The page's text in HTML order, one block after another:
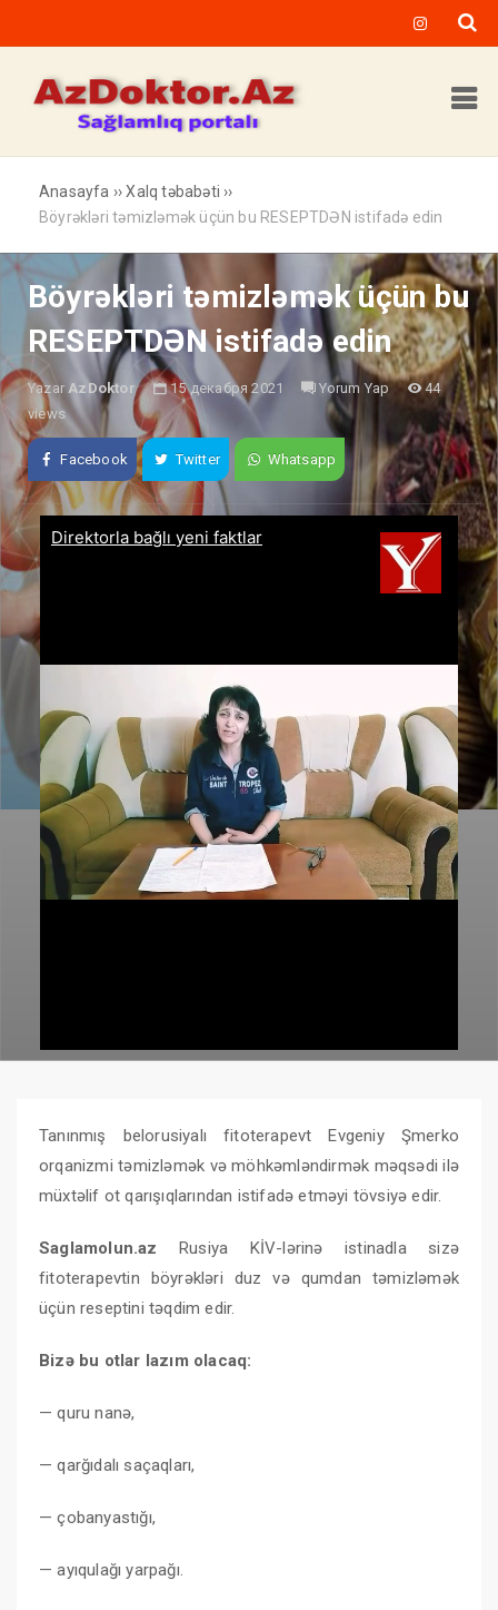
Anasayfa ››Xalq təbabəti ››
Böyrəkləri təmizləmək üçün bu RESEPTDƏN istifadə edin
Böyrəkləri təmizləmək üçün bu
RESEPTDƏN istifadə edin
Yazar AzDoktor 15 декабря 2021 Yorum Yap
44
views
Facebook Twitter Whatsapp
Tanınmış belorusiyalı fitoterapevt Evgeniy Şmerko
orqanizmi təmizləmək və möhkəmləndirmək məqsədi ilə
müxtəlif ot qarışıqlarından istifadə etməyi tövsiyə edir.
Saglamolun.az Rusiya KİV-lərinə istinadla sizə
fitoterapevtin böyrəkləri duz və qumdan təmizləmək
üçün reseptini təqdim edir.
Bizə bu otlar lazım olacaq:
— quru nanə,
— qarğıdalı saçaqları,
— çobanyastığı,
— ayıqulağı yarpağı.